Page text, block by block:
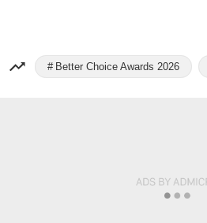
Better Choice Awards 2026